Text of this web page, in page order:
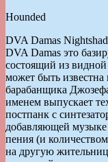
Hounded
DVA Damas
DVA Damas это
состоящий из
может быть
барабанщика
именем выпускает
постпанк с
добавляющей
пения (и
на другую